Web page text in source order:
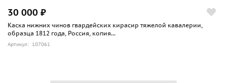
30 000 ₽
Каска нижних чинов гвардейских кирасир тяжелой кавалерии,
образца 1812 года, Россия, копия...
Артикул: 107061